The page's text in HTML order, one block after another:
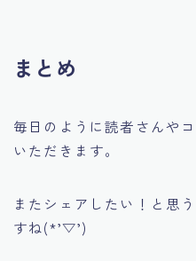
まとめ
毎日のように読者さんや
いただきます。
またシェアしたい！と思
すね(*’▽’)